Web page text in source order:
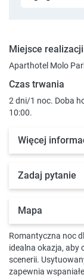
Miejsce realizacji
Aparthotel Molo
Czas trwania
2 dni/1 noc. Doba
10:00.
Więcej
Zadaj pytanie
Mapa
Romantyczna noc
idealna okazja, aby
scenerii.
zapewnia